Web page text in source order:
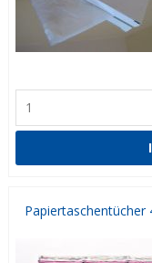
Papiertaschentücher